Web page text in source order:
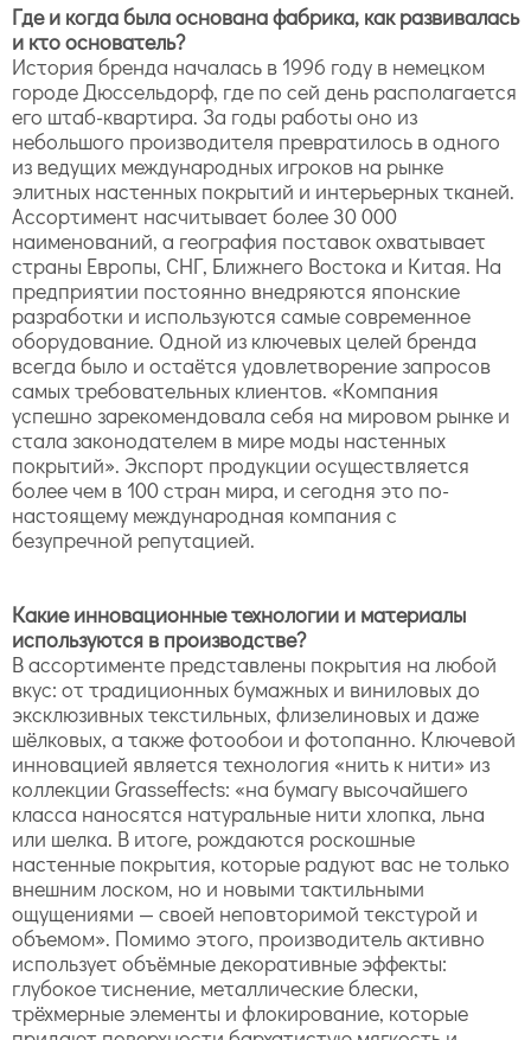
Где и когда была основана фабрика, как развивалась
и кто основатель?
История бренда началась в 1996 году в немецком
городе Дюссельдорф, где по сей день располагается
его штаб-квартира. За годы работы оно из
небольшого производителя превратилось в одного
из ведущих международных игроков на рынке
элитных настенных покрытий и интерьерных тканей.
Ассортимент насчитывает более 30 000
наименований, а география поставок охватывает
страны Европы, СНГ, Ближнего Востока и Китая. На
предприятии постоянно внедряются японские
разработки и используются самые современное
оборудование. Одной из ключевых целей бренда
всегда было и остаётся удовлетворение запросов
самых требовательных клиентов. «Компания
успешно зарекомендовала себя на мировом рынке и
стала законодателем в мире моды настенных
покрытий». Экспорт продукции осуществляется
более чем в 100 стран мира, и сегодня это по-
настоящему международная компания с
безупречной репутацией.
Какие инновационные технологии и материалы
используются в производстве?
В ассортименте представлены покрытия на любой
вкус: от традиционных бумажных и виниловых до
эксклюзивных текстильных, флизелиновых и даже
шёлковых, а также фотообои и фотопанно. Ключевой
инновацией является технология «нить к нити» из
коллекции Grasseffects: «на бумагу высочайшего
класса наносятся натуральные нити хлопка, льна
или шелка. В итоге, рождаются роскошные
настенные покрытия, которые радуют вас не только
внешним лоском, но и новыми тактильными
ощущениями — своей неповторимой текстурой и
объемом». Помимо этого, производитель активно
использует объёмные декоративные эффекты:
глубокое тиснение, металлические блески,
трёхмерные элементы и флокирование, которые